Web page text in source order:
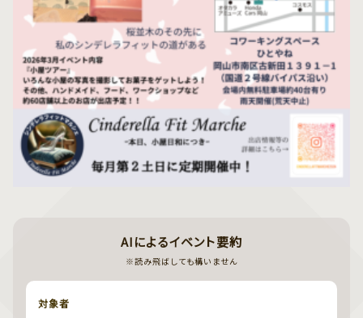
AIによるイベント要約
※読み飛ばしても構いません
対象者